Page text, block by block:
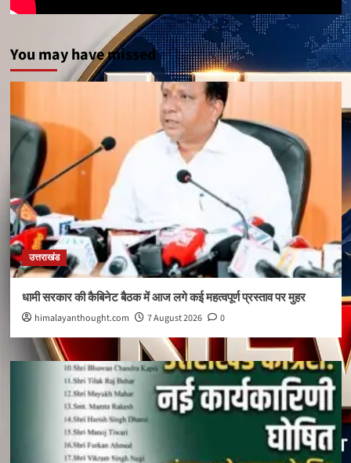
You may have missed
उत्तराखंड
धामी सरकार की कैबिनेट बैठक में आज लगे कई महत्वपूर्ण प्रस्ताव पर मुहर
himalayanthought.com 7 August 2026 0